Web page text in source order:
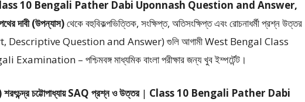
Class 10 Bengali Pather Dabi Uponnash Question and Answer,
দাবী (উপন্যাস)থেকেবহুবিকল্পভিত্তিক, সংক্ষিপ্ত, অতিসংক্ষিপ্ত এবং রোচনাধর্মী প্রশ্ন উত্তর
Descriptive Question and Answer)গুলি আগামী West Bengal Class
– পশ্চিমবঙ্গ মাধ্যমিক বাংলা পরীক্ষার জন্য খুব ইম্পর্টেন্ট।
শরৎচন্দ্র চট্টোপাধ্যায় SAQ প্রশ্ন ও উত্তর| Class 10 Bengali Pather Dabi